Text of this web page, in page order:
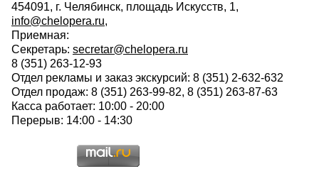
454091, г. Челябинск, площадь Искусств, 1,
info@chelopera.ru,
Приемная:
Секретарь: secretar@chelopera.ru
8 (351) 263-12-93
Отдел рекламы и заказ экскурсий: 8 (351) 2-632-632
Отдел продаж: 8 (351) 263-99-82, 8 (351) 263-87-63
Касса работает: 10:00 - 20:00
Перерыв: 14:00 - 14:30